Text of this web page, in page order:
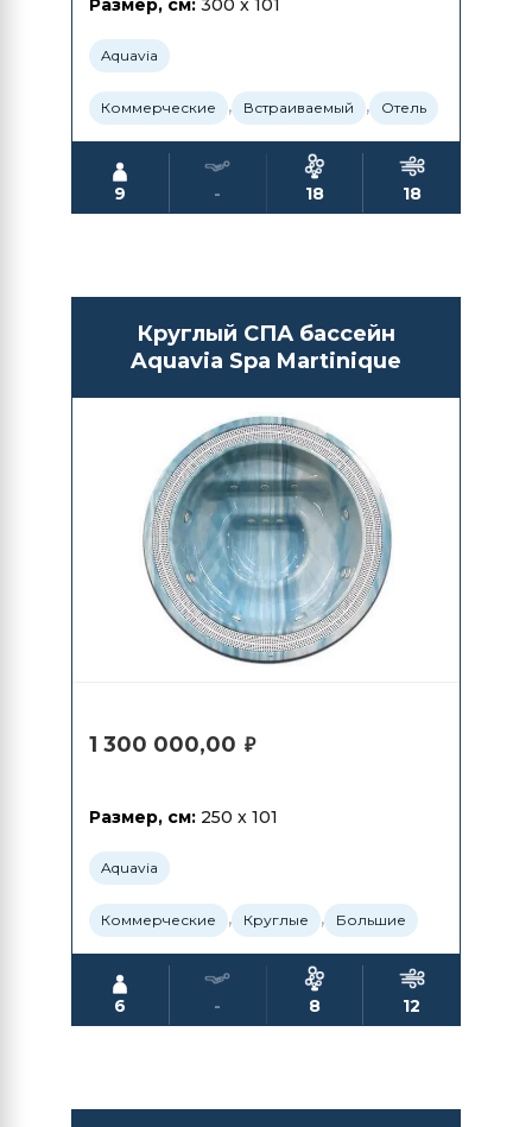
Размер, см: 300 x 101
Aquavia
Коммерческие , Встраиваемый , Отель
9 - 18 18
Круглый СПА бассейн
Aquavia Spa Martinique
1 300 000,00 ₽
Размер, см: 250 x 101
Aquavia
Коммерческие , Круглые , Большие
6 - 8 12